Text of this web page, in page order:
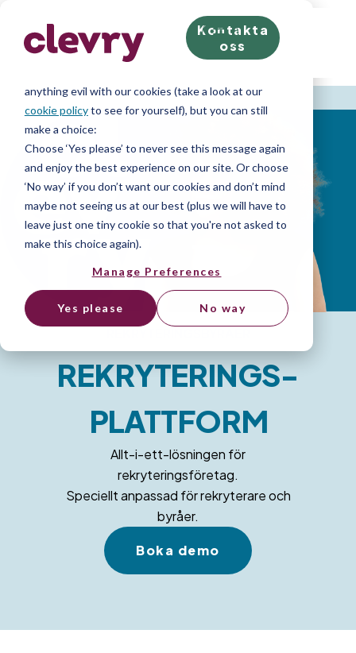
We know right? These cookie pop-ups can really ruin
your visit, so we’ll make this quick. This website does
anything evil with our cookies (take a look at our
cookie policyto see for yourself), but you can still
make a choice:
Choose ‘Yes please’ to never see this message again
and enjoy the best experience on our site. Or choose
‘No way’ if you don’t want our cookies and don’t mind
maybe not seeing us at our best (plus we will have to
leave just one tiny cookie so that you're not asked to
make this choice again).
Manage Preferences
Yes please No way
Kontakta
oss
REKRYTERINGS­
PLATTFORM
Allt-i-ett-lösningen för
rekryteringsföretag.
Speciellt anpassad för rekryterare och
byråer.
Boka demo